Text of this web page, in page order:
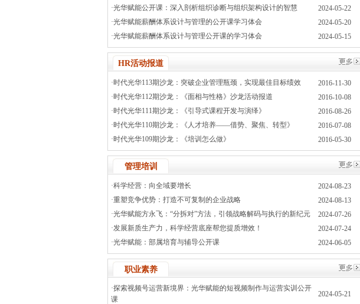
·光华赋能公开课：深入剖析组织诊断与组织架构设计的智慧
2024-05-22
·光华赋能薪酬体系设计与管理的公开课学习体会
2024-05-20
·光华赋能薪酬体系设计与管理公开课的学习体会
2024-05-15
HR活动报道
·时代光华113期沙龙：突破企业管理瓶颈，实现最佳目标绩效
2016-11-30
·时代光华112期沙龙：《面相与性格》沙龙活动报道
2016-10-08
·时代光华111期沙龙：《引导式课程开发与演绎》
2016-08-26
·时代光华110期沙龙：《人才培养——借势、聚焦、转型》
2016-07-08
·时代光华109期沙龙：《培训怎么做》
2016-05-30
管理培训
·科学经营：向全域要增长
2024-08-23
·重塑竞争优势：打造不可复制的企业战略
2024-08-13
·光华赋能方永飞：“分拆对”方法，引领战略解码与执行的新纪元
2024-07-26
·发展新质生产力，科学经营底座帮您提质增效！
2024-07-24
·光华赋能：部属培育与辅导公开课
2024-06-05
职业素养
·探索视频号运营新境界：光华赋能的短视频制作与运营实训公开
课
2024-05-21